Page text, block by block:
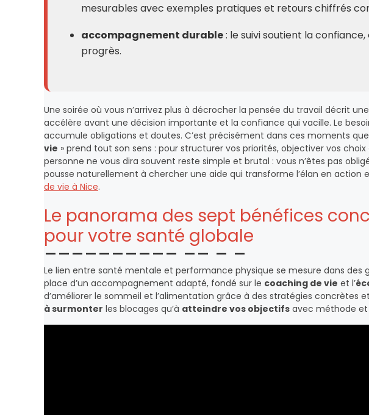
mesurables avec exemples pratiques et retours chiffrés
accompagnement durable: le suivi soutient la
progrès.
Une soirée où vous n’arrivez plus à décrocher la pensée du travail décrit
accélère avant une décision importante et la confiance qui vacille. Le
accumule obligations et doutes. C’est précisément dans ces moments
vie » prend tout son sens : pour structurer vos priorités, objectiver vos
personne ne vous dira souvent reste simple et brutal : vous n’êtes pas
pousse naturellement à chercher une aide qui transforme l’élan en action
de vie à Nice.
Le panorama des sept bénéfices
pour votre santé globale
Le lien entre santé mentale et performance physique se mesure dans des
place d’un accompagnement adapté, fondé sur le coaching de vie et l’
d’améliorer le sommeil et l’alimentation grâce à des stratégies concrètes
à surmonter les blocages qu’à atteindre vos objectifs avec méthode